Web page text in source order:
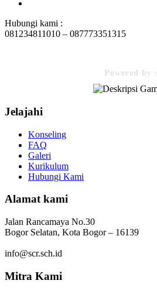
Hubungi kami :
081234811010 – 087773351315
Powered by :
Jelajahi
Konseling
FAQ
Galeri
Kurikulum
Hubungi Kami
Alamat kami
Jalan Rancamaya No.30
Bogor Selatan, Kota Bogor – 16139
info@scr.sch.id
Mitra Kami